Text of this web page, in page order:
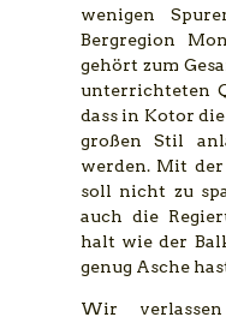
wenigen
Bergregion
gehört zum
unterrichteten
dass in Kotor
großen Stil
werden. Mit
soll nicht zu
auch die
halt wie der
genug Asche
Wir